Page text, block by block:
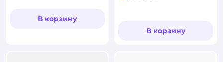
В корзину
В корзину